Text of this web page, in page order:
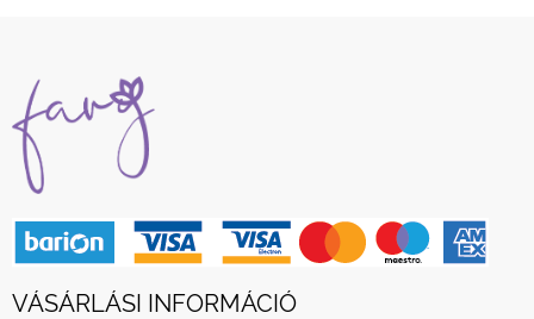
VÁSÁRLÁSI INFORMÁCIÓ